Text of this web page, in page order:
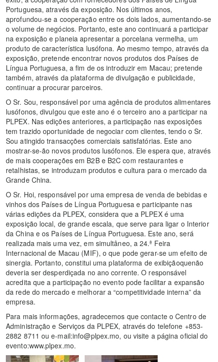
Portuguesa, através da exposição. Nos últimos anos,
aprofundou-se a cooperação entre os dois lados, aumentando-se
o volume de negócios. Portanto, este ano continuará a participar
na exposição e planeia apresentar a porcelana vermelha, um
produto de característica lusófona. Ao mesmo tempo, através da
exposição, pretende encontrar novos produtos dos Países de
Língua Portuguesa, a fim de os introduzir em Macau; pretende
também, através da plataforma de divulgação e publicidade,
continuar a procurar parceiros.
O Sr. Sou, responsável por uma agência de produtos alimentares
lusófonos, divulgou que este ano é o terceiro ano a participar na
PLPEX. Nas edições anteriores, a participação nas exposições
tem trazido oportunidade de negociar com clientes, tendo o Sr.
Sou atingido transacções comerciais satisfatórias. Este ano
mostrar-se-ão novos produtos lusófonos. Ele espera que, através
de mais cooperações em B2B e B2C com restaurantes e
retalhistas, se introduzam produtos e cultura para o mercado da
Grande China.
O Sr. Hoi, responsável por uma empresa de venda de bebidas e
vinhos dos Países de Língua Portuguesa e participante nas
várias edições da PLPEX, considera que a PLPEX é uma
exposição local, de grande escala, que serve para ligar o Interior
da China e os Países de Língua Portuguesa. Este ano, será
realizada mais uma vez, em simultâneo, a 24.ª Feira
Internacional de Macau (MIF), o que pode gerar-se um efeito de
sinergia. Portanto, constitui uma plataforma de exibiçãoquenão
deveria ser desperdiçada no ano corrente. O responsável
acredita que a participação no evento pode facilitar a expansão
da rede do mercado e melhorar a “competitividade interna” da
empresa.
Para mais informações, agradecemos que contacte o Centro de
Administração e Serviços da PLPEX, através do telefone +853-
2882 8711 ou e-mail:info@plpex.mo, ou visite a página oficial do
evento:www.plpex.mo.